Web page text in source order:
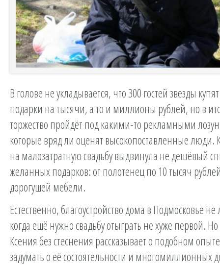
В голове не укладывается, что 300 гостей звезды
подарки на тысячи, а то и миллионы рублей, но в
торжество пройдёт под какими-то рекламными
которые вряд ли оценят высокопоставленные люди.
на малозатратную свадьбу выдвинула не дешёвый
желанных подарков: от полотенец по 10 тысяч
дорогущей мебели.
Естественно, благоустройство дома в Подмосковье не
когда ещё нужно свадьбу отыграть не хуже первой. Но
Ксения без стеснения рассказывает о подобном
задумать о её состоятельности и многомиллионных